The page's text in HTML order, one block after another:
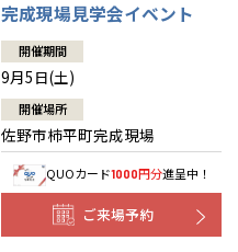
完成現場見学会イベント
開催期間
9月5日(土)
開催場所
佐野市柿平町完成現場
QUOカード1000円分進呈中！
ご来場予約